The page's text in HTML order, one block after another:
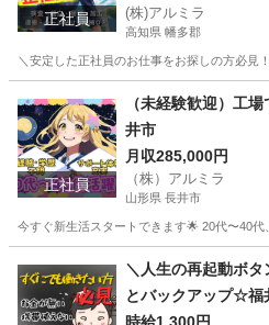
正社員 (株)アルミラ
高知県 幡多郡
＼安定した正社員のお仕事をお探しの方必
工場 未経験
正社員
（未経験歓迎）工
井市
月収285,000円
（株）アルミラ
山形県 長井市
今すぐ新生活スタートできます🌟 20代〜40
工場 未経験
＼人生の再起動ボ
とバックアップ☆福